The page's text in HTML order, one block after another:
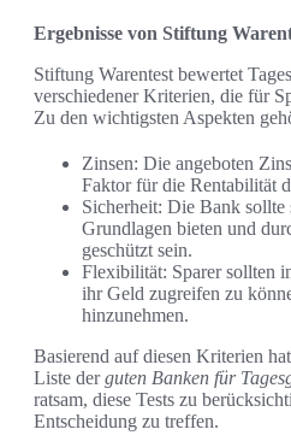
Ergebnisse von Stiftung
Stiftung Warentest bewertet
verschiedener Kriterien, die für
Zu den wichtigsten Aspekten
Zinsen: Die angeboten
Faktor für die Rentabilität
Sicherheit: Die Bank sollte
Grundlagen bieten und
geschützt sein.
Flexibilität: Sparer sollten
ihr Geld zugreifen zu
hinzunehmen.
Basierend auf diesen Kriterien
Liste derguten Banken für
ratsam, diese Tests zu
Entscheidung zu treffen.